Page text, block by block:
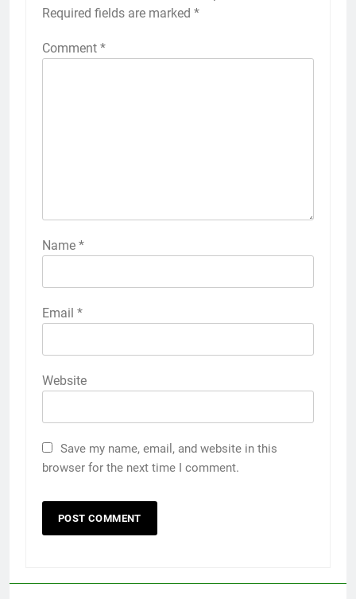
Required fields are marked *
Comment *
Name *
Email *
Website
Save my name, email, and website in this
browser for the next time I comment.